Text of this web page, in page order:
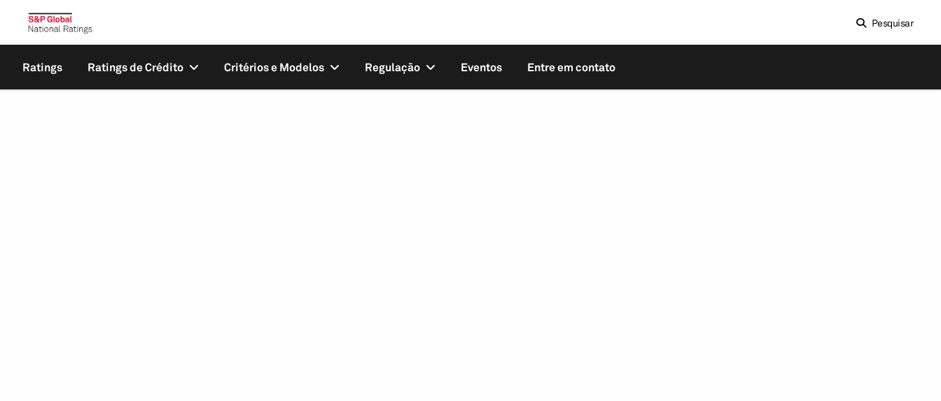
Pesquisar
Ratings Ratings de Crédito Critérios e Modelos Regulação Eventos Entre em contato